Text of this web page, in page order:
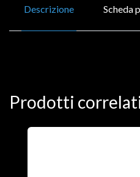
Descrizione Scheda
Prodotti